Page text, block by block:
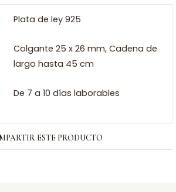
Plata de ley 925
Colgante 25 x 26 mm, Cadena de
largo hasta 45 cm
De 7 a 10 días laborables
ESTE PRODUCTO